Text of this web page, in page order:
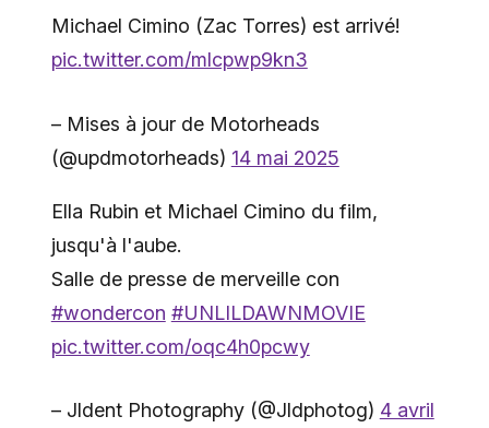
Michael Cimino (Zac Torres) est arrivé!
pic.twitter.com/mlcpwp9kn3
– Mises à jour de Motorheads
(@updmotorheads) 14 mai 2025
Ella Rubin et Michael Cimino du film,
jusqu'à l'aube.
Salle de presse de merveille con
#wondercon #UNLILDAWNMOVIE
pic.twitter.com/oqc4h0pcwy
– Jldent Photography (@Jldphotog) 4 avril